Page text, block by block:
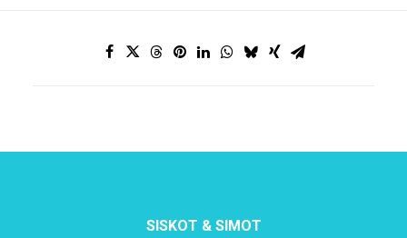
SISKOT & SIMOT